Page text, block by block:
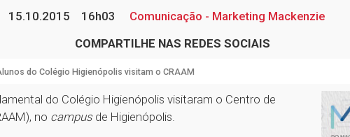
15.10.2015 16h03
Comunicação - Marketing Mackenzie
COMPARTILHE NAS REDES SOCIAIS
do Colégio Higienópolis visitam o CRAAM
do Colégio Higienópolis visitaram o Centro de
no campus de Higienópolis.